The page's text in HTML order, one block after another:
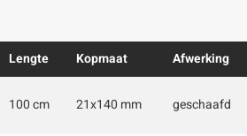
Lengte Kopmaat Afwerking
100 cm 21x140 mm geschaafd